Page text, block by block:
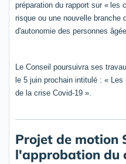
préparation du rapport sur « les
risque ou une nouvelle branche
d'autonomie des personnes
Le Conseil poursuivra ses
le 5 juin prochain intitulé : «
de la crise Covid-19 ».
Projet de motion
l'approbation du